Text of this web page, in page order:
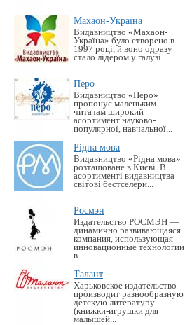
Махаон-Україна
Видавництво «Махаон-
Україна» було створено в
1997 році, й воно одразу
стало лідером у галузі...
Перо
Видавництво «Перо»
пропонує маленьким
читачам широкий
асортимент науково-
популярної, навчальної...
Рідна мова
Видавництво «Рідна мова»
розташоване в Києві. В
асортименті видавництва
світові бестселери...
Росмэн
Издательство РОСМЭН —
динамично развивающаяся
компания, использующая
инновационные технологии
в...
Талант
Харьковское издательство
производит разнообразную
детскую литературу
(книжки-игрушки для
малышей...